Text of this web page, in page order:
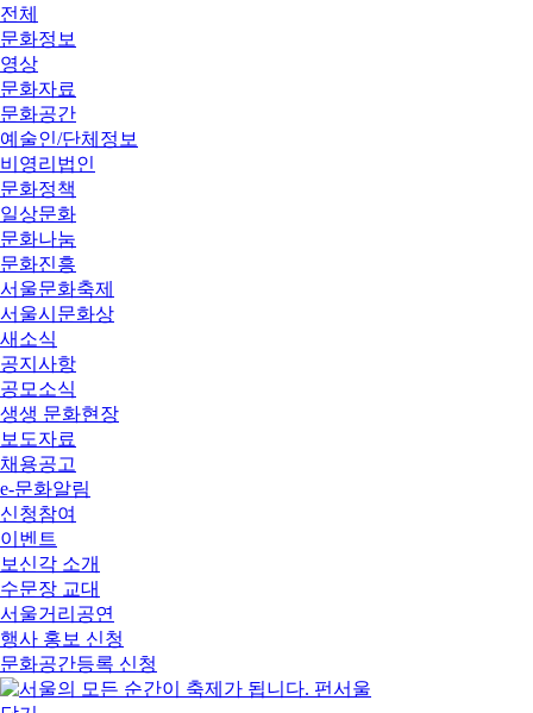
전체
문화정보
영상
문화자료
문화공간
예술인/단체정보
비영리법인
문화정책
일상문화
문화나눔
문화진흥
서울문화축제
서울시문화상
새소식
공지사항
공모소식
생생 문화현장
보도자료
채용공고
e-문화알림
신청참여
이벤트
보신각 소개
수문장 교대
서울거리공연
행사 홍보 신청
문화공간등록 신청